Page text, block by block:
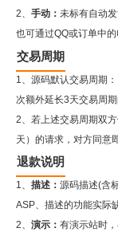
2、 手动： 未标有自动
也可通过QQ或订单中的
交易周期
1、源码默认交易周期
次额外延长3天交易周期
2、若上述交易周期双
天）的请求，对方同意
退款说明
1、 描述： 源码描述(含
ASP、描述的功能实际
2、 演示： 有演示站时